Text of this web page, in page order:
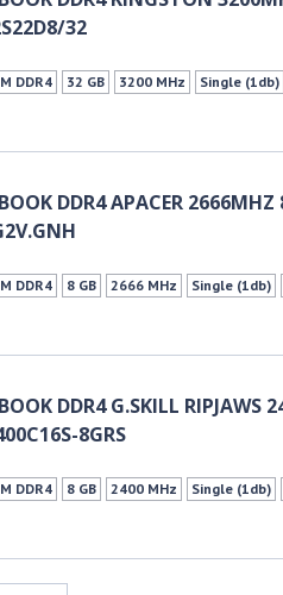
32
DDR4 32 GB 3200 MHz Single (1db)
DDR4 APACER 2666MHZ
DDR4 8 GB 2666 MHz Single (1db)
DDR4 G.SKILL RIPJAWS
8GRS
DDR4 8 GB 2400 MHz Single (1db)